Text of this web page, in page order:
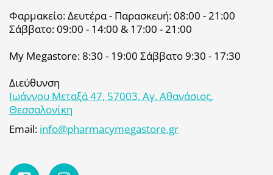
Φαρμακείο: Δευτέρα - Παρασκευή: 08:00 - 21:00
Σάββατο: 09:00 - 14:00 & 17:00 - 21:00
My Megastore: 8:30 - 19:00 Σάββατο 9:30 - 17:30
Διεύθυνση
Ιωάννου Μεταξά 47, 57003, Αγ. Αθανάσιος,
Θεσσαλονίκη
Email: info@pharmacymegastore.gr